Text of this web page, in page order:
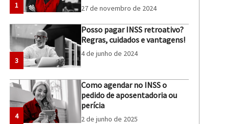
1 27 de novembro de 2024
3
Posso pagar INSS retroativo?
Regras, cuidados e vantagens!
4 de junho de 2024
4
Como agendar no INSS o
pedido de aposentadoria ou
perícia
2 de junho de 2025